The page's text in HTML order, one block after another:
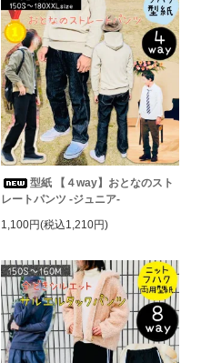
型紙 【４way】おとなのスト
レートパンツ -ジュニア-
1,100円(税込1,210円)